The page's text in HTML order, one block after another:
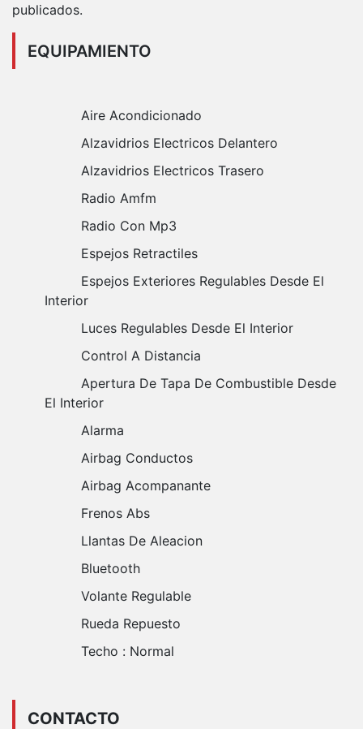
publicados.
EQUIPAMIENTO
Aire Acondicionado
Alzavidrios Electricos Delantero
Alzavidrios Electricos Trasero
Radio Amfm
Radio Con Mp3
Espejos Retractiles
Interior
Luces Regulables Desde El Interior
Control A Distancia
El Interior
Alarma
Airbag Conductos
Airbag Acompanante
Frenos Abs
Llantas De Aleacion
Bluetooth
Volante Regulable
Rueda Repuesto
Techo : Normal
CONTACTO